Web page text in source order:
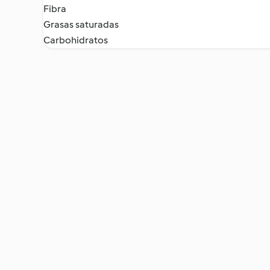
Fibra
Grasas saturadas
Carbohidratos